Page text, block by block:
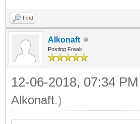
Find
Alkonaft
Posting Freak
12-06-2018, 07:34 PM
Alkonaft.)